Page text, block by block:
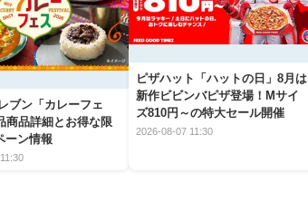
ブン「カレーフェ
商品詳細とお得な限
ーン情報
ピザハット「ハットの日」8月は
新作ビビンバピザ登場！Mサイ
ズ810円～の特大セール開催
2026-08-07 11:30